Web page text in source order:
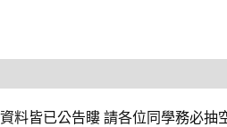
皆已公告瞜 請各位同學務必抽